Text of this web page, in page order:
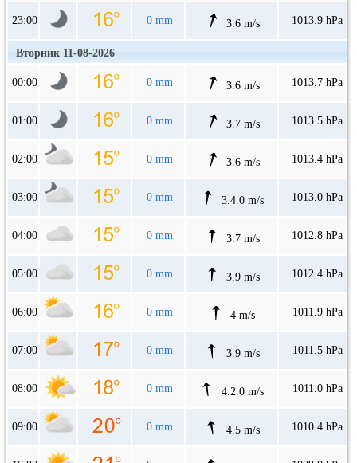
23:00 0 mm 3.6 m/s 1013.9 hPa
Вторник 11-08-2026
00:00 0 mm 3.6 m/s 1013.7 hPa
01:00 0 mm 3.7 m/s 1013.5 hPa
02:00 0 mm 3.6 m/s 1013.4 hPa
03:00 0 mm 3.4.0 m/s 1013.0 hPa
04:00 0 mm 3.7 m/s 1012.8 hPa
05:00 0 mm 3.9 m/s 1012.4 hPa
06:00 0 mm 4 m/s 1011.9 hPa
07:00 0 mm 3.9 m/s 1011.5 hPa
08:00 0 mm 4.2.0 m/s 1011.0 hPa
09:00 0 mm 4.5 m/s 1010.4 hPa